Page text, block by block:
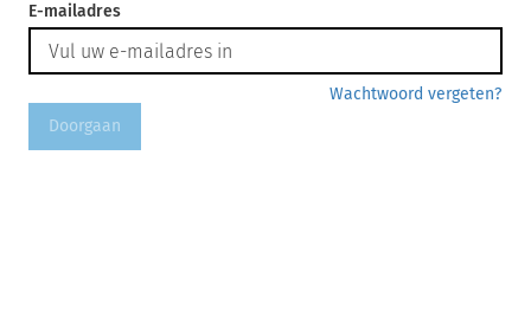
E-mailadres
Wachtwoord vergeten?
Doorgaan